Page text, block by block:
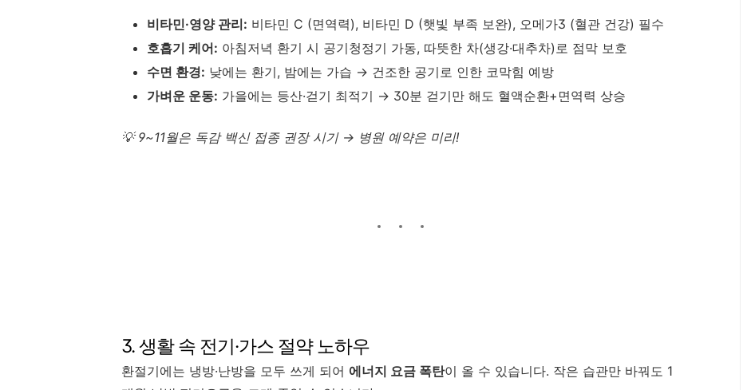
비타민·영양 관리: 비타민 C (면역력), 비타민 D (햇빛 부족 보완), 오메가3 (혈관 건강) 필수
호흡기 케어: 아침저녁 환기 시 공기청정기 가동, 따뜻한 차(생강·대추차)로 점막 보호
수면 환경: 낮에는 환기, 밤에는 가습 → 건조한 공기로 인한 코막힘 예방
가벼운 운동: 가을에는 등산·걷기 최적기 → 30분 걷기만 해도 혈액순환+면역력 상승
💡 9~11월은 독감 백신 접종 권장 시기 → 병원 예약은 미리!
3. 생활 속 전기·가스 절약 노하우
환절기에는 냉방·난방을 모두 쓰게 되어 에너지 요금 폭탄이 올 수 있습니다. 작은 습관만 바꿔도 1